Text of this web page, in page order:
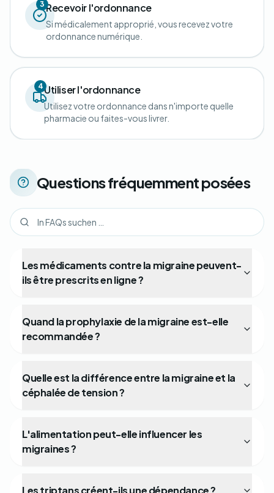
3 Recevoir l'ordonnance
Si médicalement approprié, vous recevez votre
ordonnance numérique.
4Utiliser l'ordonnance
Utilisez votre ordonnance dans n'importe quelle
pharmacie ou faites-vous livrer.
Questions fréquemment posées
Les médicaments contre la migraine peuvent-
ils être prescrits en ligne ?
Quand la prophylaxie de la migraine est-elle
recommandée ?
Quelle est la différence entre la migraine et la
céphalée de tension ?
L'alimentation peut-elle influencer les
migraines ?
Les triptans créent-ils une dépendance ?